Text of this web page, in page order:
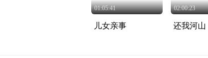
01:05:41
儿女亲事
02:00:23
还我河山